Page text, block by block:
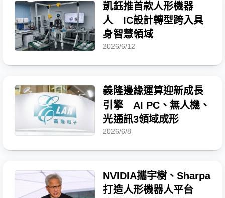
凱鈺推首款人形機器
人 IC設計轉型跨入具
身智慧領域
2026/6/12
義隆邊緣運算迎新成長
引擎 AI PC、無人機、
光通訊3領域成形
2026/6/8
NVIDIA攜宇樹、Sharpa
打造人形機器人平台